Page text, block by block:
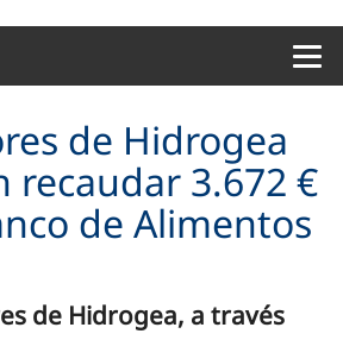
de Hidrogea
recaudar 3.672 €
de Alimentos
de Hidrogea, a través